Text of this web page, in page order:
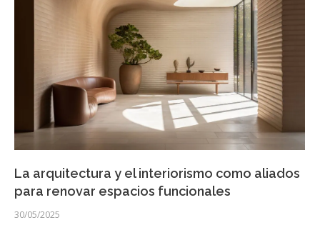
La arquitectura y el interiorismo como aliados
para renovar espacios funcionales
30/05/2025